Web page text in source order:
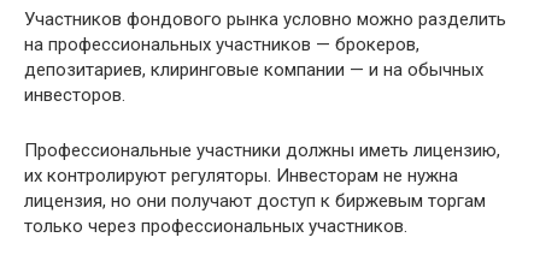
Участников фондового рынка условно можно разделить
на профессиональных участников — брокеров,
депозитариев, клиринговые компании — и на обычных
инвесторов.
Профессиональные участники должны иметь лицензию,
их контролируют регуляторы. Инвесторам не нужна
лицензия, но они получают доступ к биржевым торгам
только через профессиональных участников.